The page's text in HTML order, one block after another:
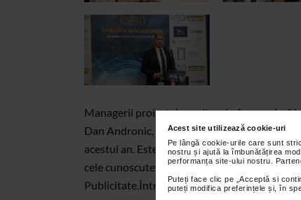
Acest site utilizează cookie-uri
Pe lângă cookie-urile care sunt
nostru și ajută la îmbunătățirea
performanța site-ului nostru.
Puteți face clic pe „Acceptă si
puteți modifica preferințele și, în
Managerii proiectelor culturale, în premieră
Dan Andronic, directorul general
acestui an. Este vorba despre includerea
cele cunoscute deja, precum : CEO, CFO,
Publicitate.Între premianți s-au numărat